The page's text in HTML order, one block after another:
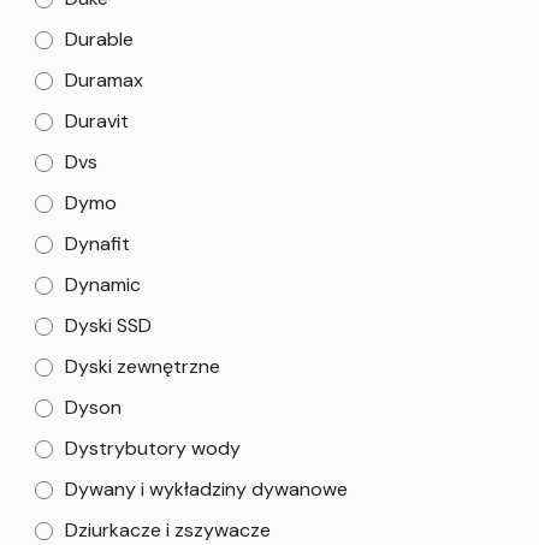
Durable
Duramax
Duravit
Dvs
Dymo
Dynafit
Dynamic
Dyski SSD
Dyski zewnętrzne
Dyson
Dystrybutory wody
Dywany i wykładziny dywanowe
Dziurkacze i zszywacze